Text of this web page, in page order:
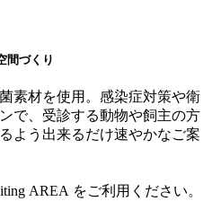
間づくり
素材を使用。感染症対策や衛
で、受診する動物や飼主の方
よう出来るだけ速やかなご案
AREA をご利用ください。